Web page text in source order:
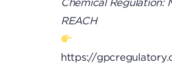
Chemical Regulation:
REACH
https://